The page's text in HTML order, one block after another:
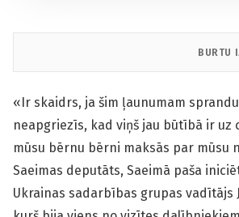
BURTU
«Ir skaidrs, ja šim ļaunumam
neapgriezīs, kad viņš jau būtībā ir uz
mūsu bērnu bērni maksās par mūsu
Saeimas deputāts, Saeimā paša
Ukrainas sadarbības grupas vadītājs